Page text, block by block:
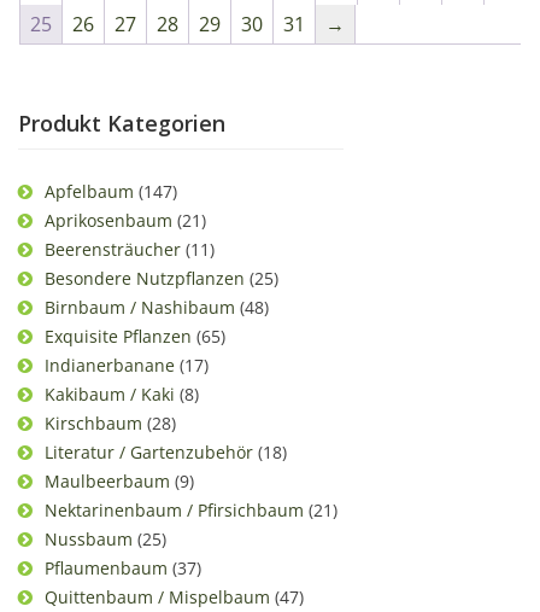
25
26 27 28 29 30 31 →
Produkt Kategorien
Apfelbaum (147)
Aprikosenbaum (21)
Beerensträucher (11)
Besondere Nutzpflanzen (25)
Birnbaum / Nashibaum (48)
Exquisite Pflanzen (65)
Indianerbanane (17)
Kakibaum / Kaki (8)
Kirschbaum (28)
Literatur / Gartenzubehör (18)
Maulbeerbaum (9)
Nektarinenbaum / Pfirsichbaum (21)
Nussbaum (25)
Pflaumenbaum (37)
Quittenbaum / Mispelbaum (47)